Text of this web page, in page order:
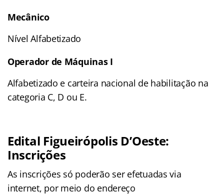
Mecânico
Nível Alfabetizado
Operador de Máquinas I
Alfabetizado e carteira nacional de habilitação na
categoria C, D ou E.
Edital Figueirópolis D’Oeste:
Inscrições
As inscrições só poderão ser efetuadas via
internet, por meio do endereço